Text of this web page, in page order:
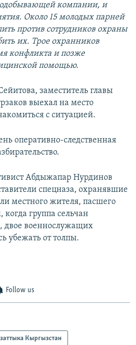
компании, и
Около 15 молодых парней
против сотрудников охраны
их. Трое охранников
конфликта и позже
помощью.
заместитель главы
выехал на место
с ситуацией.
оперативно-следственная
Абдыжапар Нурдинов
спецназа, охранявшие
местного жителя, пасшего
когда группа сельчан
двое военнослужащих
убежать от толпы.
Follow us
Кыргызстан